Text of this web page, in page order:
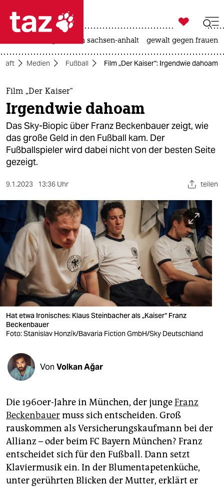
 taz zahl ich
taz zahl ich
themen
politik
öko
gesellschaft
kultur
sport
berlin
nord
wahrheit
verlag
verlag
veranstaltungen
shop
fragen & hilfe
abo
genossenschaft
epaper login

taz zahl ich
landtagswahl in sachsen-anhalt gewalt gegen frauen
Medien Fußball Film „Der Kaiser“: Irgendwie dahoam
Film „Der Kaiser“
Irgendwie dahoam
Das Sky-Biopic über Franz Beckenbauer zeigt, wie
das große Geld in den Fußball kam. Der
Fußballspieler wird dabei nicht von der besten Seite
gezeigt.
9.1.2023 13:36 Uhr teilen
Hat etwa Ironisches: Klaus Steinbacher als „Kaiser“ Franz
Beckenbauer
Foto: Stanislav Honzík/Bavaria Fiction GmbH/Sky Deutschland
Von Volkan Ağar
Die 1960er-Jahre in München, der jungeFranz
Beckenbauermuss sich entscheiden. Groß
rauskommen als Versicherungskaufmann bei der
Allianz – oder beim FC Bayern München? Franz
entscheidet sich für den Fußball. Dann setzt
Klaviermusik ein. In der Blumentapetenküche,
unter gerührten Blicken der Mutter, erklärt er